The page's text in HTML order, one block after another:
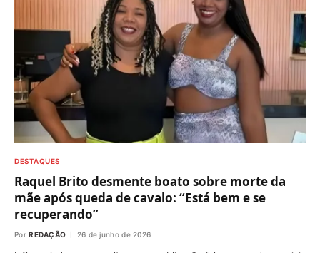
DESTAQUES
Raquel Brito desmente boato sobre morte da
mãe após queda de cavalo: “Está bem e se
recuperando”
Por REDAÇÃO 26 de junho de 2026